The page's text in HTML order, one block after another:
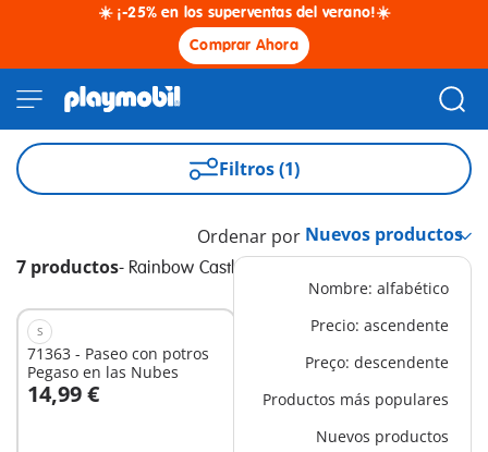
☀️ ¡-25% en los superventas del verano!☀️
Comprar Ahora
Filtros (1)
7 productos- Rainbow Castle
Ordenar por
Nombre: alfabético
Precio: ascendente
Preço: descendente
Productos más populares
Nuevos productos
S
71363 - Paseo con potros
Pegaso en las Nubes
14,99 €
71362 - Fiesta de Princesas
en las Nubes
19,99 €
A la cesta